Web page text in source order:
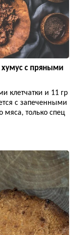
с пряными
клетчатки и 11 гр
с запеченными
только спец